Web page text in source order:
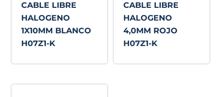
CABLE LIBRE
HALOGENO
1X10MM BLANCO
H07Z1-K
CABLE LIBRE
HALOGENO
4,0MM ROJO
H07Z1-K